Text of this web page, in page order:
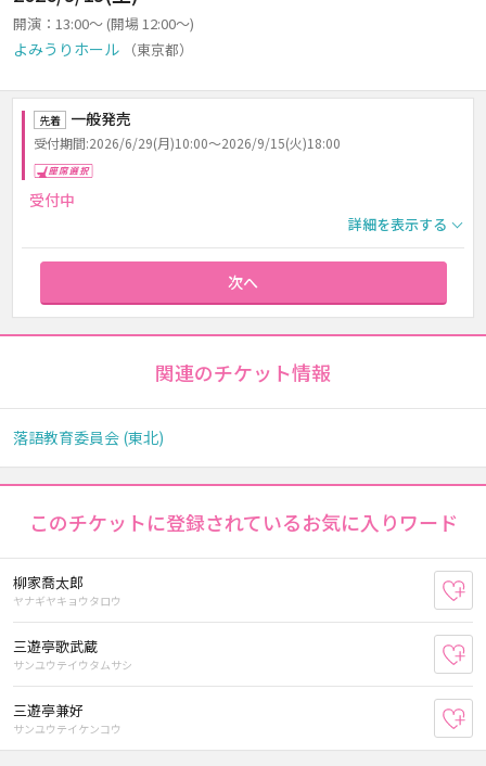
開演：13:00～ (開場 12:00～)
よみうりホール （東京都）
先着 一般発売
受付期間:2026/6/29(月)10:00～2026/9/15(火)18:00
受付中
詳細を表示する
次へ
関連のチケット情報
落語教育委員会 (東北)
このチケットに登録されているお気に入りワード
柳家喬太郎
ヤナギヤキョウタロウ
三遊亭歌武蔵
サンユウテイウタムサシ
三遊亭兼好
サンユウテイケンコウ